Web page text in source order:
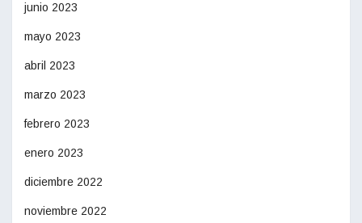
junio 2023
mayo 2023
abril 2023
marzo 2023
febrero 2023
enero 2023
diciembre 2022
noviembre 2022